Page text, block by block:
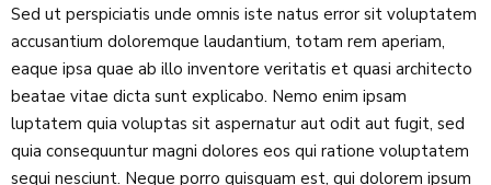
Sed ut perspiciatis unde omnis iste natus error sit voluptatem
accusantium doloremque laudantium, totam rem aperiam,
eaque ipsa quae ab illo inventore veritatis et quasi architecto
beatae vitae dicta sunt explicabo. Nemo enim ipsam
luptatem quia voluptas sit aspernatur aut odit aut fugit, sed
quia consequuntur magni dolores eos qui ratione voluptatem
sequi nesciunt. Neque porro quisquam est, qui dolorem ipsum